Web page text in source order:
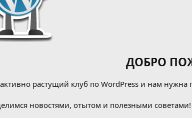
ДОБРО
растущий клуб по WordPress и нам нужна
новостями, отытом и полезными